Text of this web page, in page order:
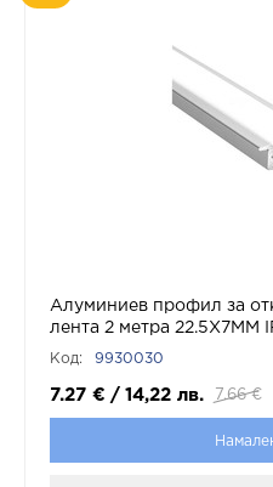
Алуминиев профил за
лента 2 метра 22.5X7MM
Код: 9930030
7.27 € / 14,22 лв. 7.66 €